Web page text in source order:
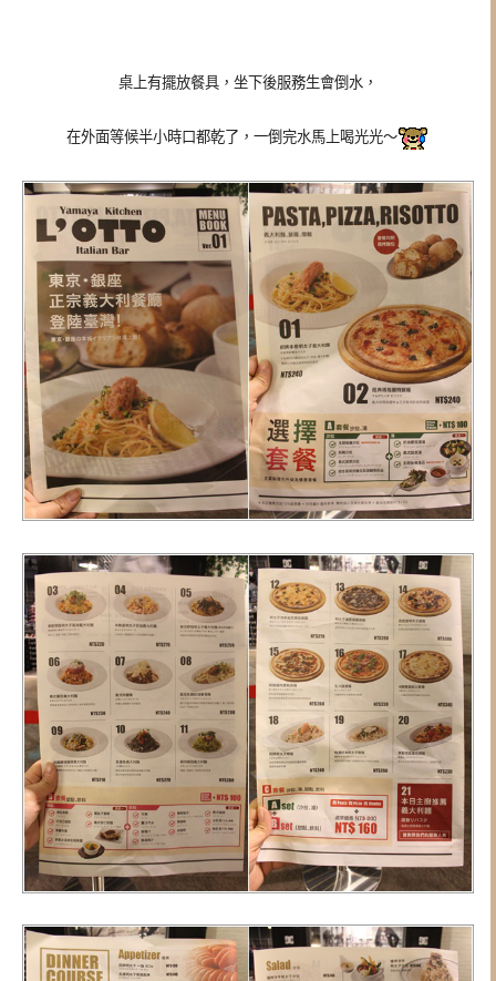
桌上有擺放餐具，坐下後服務生會倒水，
在外面等候半小時口都乾了，一倒完水馬上喝光光～